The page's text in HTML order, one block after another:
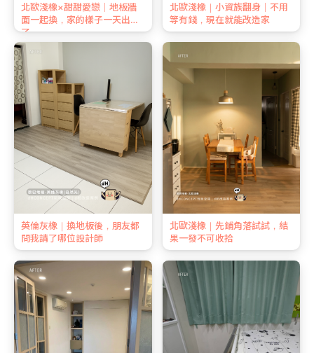
北歐淺橡×甜甜愛戀｜地板牆
面一起換，家的樣子一天出來
了
北歐淺橡｜小資族翻身｜不用
等有錢，現在就能改造家
英倫灰橡｜換地板後，朋友都
問我請了哪位設計師
北歐淺橡｜先鋪角落試試，結
果一發不可收拾